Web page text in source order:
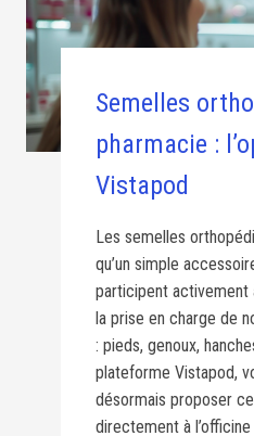
Semelles
pharmacie :
Vistapod
Les semelles
qu’un simple
participent activement
la prise en charge de
: pieds, genoux,
plateforme Vistapod,
désormais proposer
directement à